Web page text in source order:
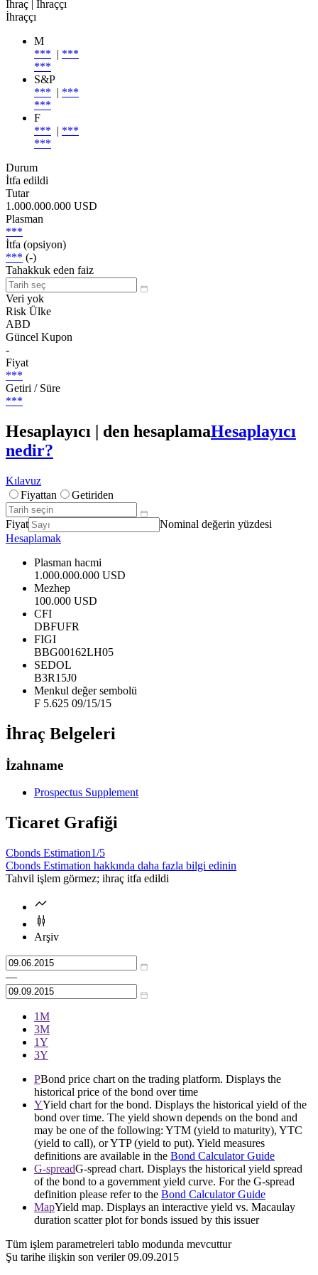
İhraç
| İhraççı
İhraççı
M
*** | ***
***
S&P
*** | ***
***
F
*** | ***
***
Durum
İtfa edildi
Tutar
1.000.000.000 USD
Plasman
***
İtfa (opsiyon)
*** (-)
Tahakkuk eden faiz
Veri yok
Risk Ülke
ABD
Güncel Kupon
-
Fiyat
***
Getiri / Süre
***
Hesaplayıcı | den hesaplamaHesaplayıcı
nedir?
Kılavuz
Fiyattan
Getiriden
Fiyat
Nominal değerin yüzdesi
Hesaplamak
Plasman hacmi
1.000.000.000 USD
Mezhep
100.000 USD
CFI
DBFUFR
FIGI
BBG00162LH05
SEDOL
B3R15J0
Menkul değer sembolü
F 5.625 09/15/15
İhraç Belgeleri
İzahname
Prospectus Supplement
Ticaret Grafiği
Cbonds Estimation1/5
Cbonds Estimation hakkında daha fazla bilgi edinin
Tahvil işlem görmez; ihraç itfa edildi
Arşiv
—
1М
3М
1Y
3Y
PBond price chart on the trading platform. Displays the
historical price of the bond over time
YYield chart for the bond. Displays the historical yield of the
bond over time. The yield shown depends on the bond and
may be one of the following: YTM (yield to maturity), YTC
(yield to call), or YTP (yield to put). Yield measures
definitions are available in the Bond Calculator Guide
G-spreadG-spread chart. Displays the historical yield spread
of the bond to a government yield curve. For the G-spread
definition please refer to the Bond Calculator Guide
MapYield map. Displays an interactive yield vs. Macaulay
duration scatter plot for bonds issued by this issuer
Tüm işlem parametreleri tablo modunda mevcuttur
Şu tarihe ilişkin son veriler09.09.2015